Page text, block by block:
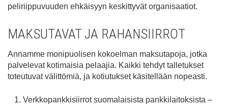
peliriippuvuuden ehkäisyyn keskittyvät organisaatiot.
MAKSUTAVAT JA RAHANSIIRROT
Annamme monipuolisen kokoelman maksutapoja, jotka
palvelevat kotimaisia pelaajia. Kaikki tehdyt talletukset
toteutuvat välittömiä, ja kotiutukset käsitellään nopeasti.
Verkkopankkisiirrot suomalaisista pankkilaitoksista –